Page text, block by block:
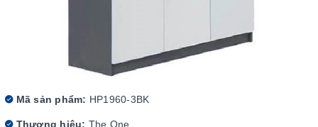
Mã sản phẩm: HP1960-3BK
Thương hiệu: The One